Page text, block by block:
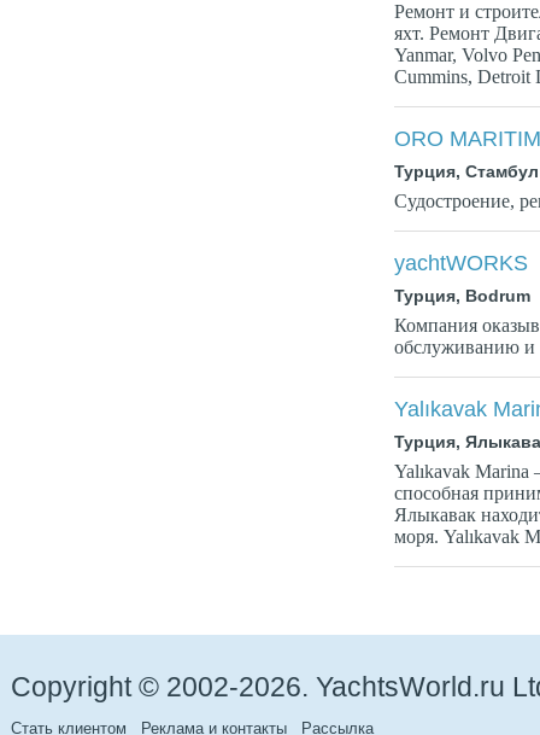
Ремонт и
яхт. Ремонт
Yanmar, Volvo
Cummins, Detroit
ORO
Турция, Стамбул
Судостроение,
yachtWORKS
Турция, Bodrum
Компания
обслуживанию и
Yalıkavak
Турция,
Yalıkavak Marina
способная
Ялыкавак
моря. Yalıkavak
Copyright © 2002-2026. YachtsWorld.ru
Стать клиентом Реклама и контакты Рассылка